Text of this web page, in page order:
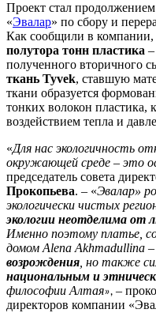
Проект стал
«Эвалар» по сбору и
Как сообщили в компании,
полутора тонн пластика
полученного вторичного
ткань Tyvek, ставшую
ткани образуется
тонких волокон пластика,
воздействием тепла и
«Для нас экологичность
окружающей среде – это
председатель совета
Прокопьева. – «Эвалар»
экологически чистых
экологии неотделима от
Именно поэтому платье,
домом Alena Akhmadullina
возрождения , но также
национальным и
философии Алтая», –
директоров компании